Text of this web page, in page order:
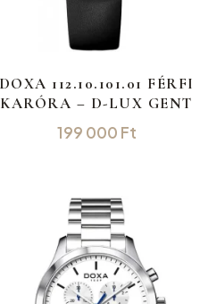
DOXA 112.10.101.01 FÉRFI
KARÓRA – D-LUX GENT
199 000 Ft